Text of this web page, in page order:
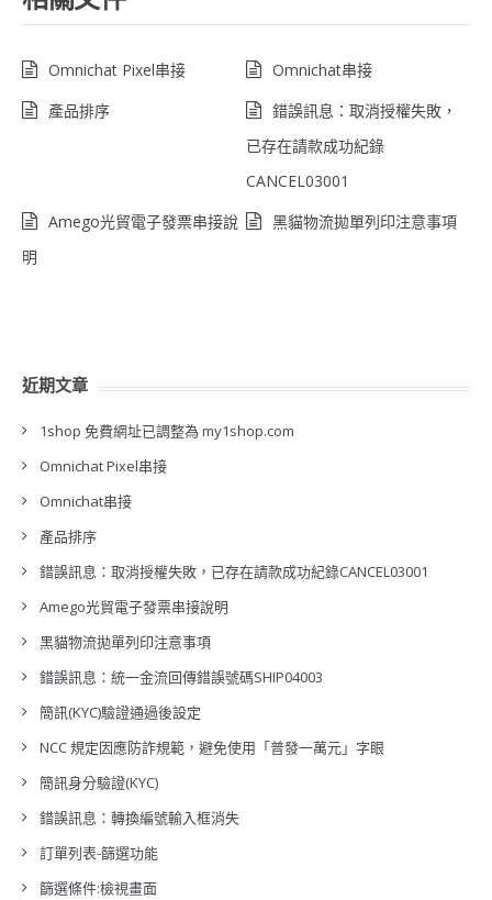
Omnichat Pixel串接
Omnichat串接
產品排序
錯誤訊息：取消授權失敗，
已存在請款成功紀錄
CANCEL03001
Amego光貿電子發票串接說
明
黑貓物流拋單列印注意事項
近期文章
1shop 免費網址已調整為 my1shop.com
Omnichat Pixel串接
Omnichat串接
產品排序
錯誤訊息：取消授權失敗，已存在請款成功紀錄CANCEL03001
Amego光貿電子發票串接說明
黑貓物流拋單列印注意事項
錯誤訊息：統一金流回傳錯誤號碼SHIP04003
簡訊(KYC)驗證通過後設定
NCC 規定因應防詐規範，避免使用「普發一萬元」字眼
簡訊身分驗證(KYC)
錯誤訊息：轉換編號輸入框消失
訂單列表-篩選功能
篩選條件:檢視畫面